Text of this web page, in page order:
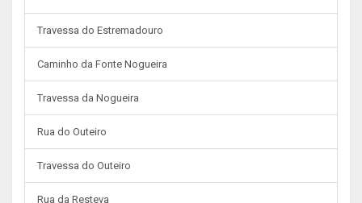
Travessa do Estremadouro
Caminho da Fonte Nogueira
Travessa da Nogueira
Rua do Outeiro
Travessa do Outeiro
Rua da Resteva